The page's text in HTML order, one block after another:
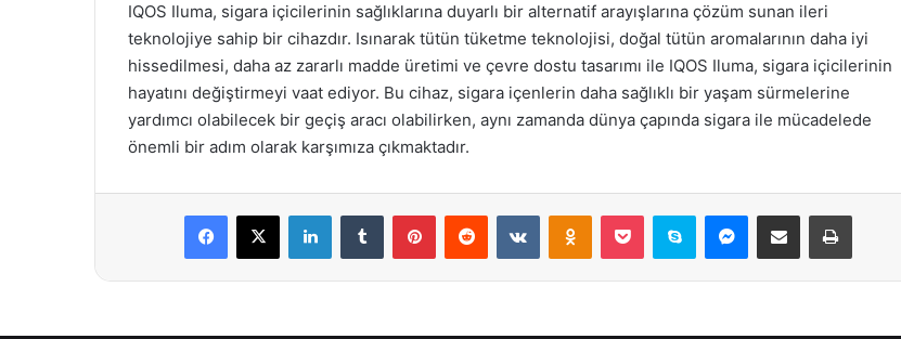
IQOS Iluma, sigara içicilerinin sağlıklarına duyarlı bir alternatif arayışlarına çözüm sunan ileri
teknolojiye sahip bir cihazdır. Isınarak tütün tüketme teknolojisi, doğal tütün aromalarının daha iyi
hissedilmesi, daha az zararlı madde üretimi ve çevre dostu tasarımı ile IQOS Iluma, sigara içicilerinin
hayatını değiştirmeyi vaat ediyor. Bu cihaz, sigara içenlerin daha sağlıklı bir yaşam sürmelerine
yardımcı olabilecek bir geçiş aracı olabilirken, aynı zamanda dünya çapında sigara ile mücadelede
önemli bir adım olarak karşımıza çıkmaktadır.
Facebook
X LinkedInTumblr PinterestReddit VKontakteOdnoklassniki
Pocket Skype Messenger
E-Posta ile paylaş Yazdır